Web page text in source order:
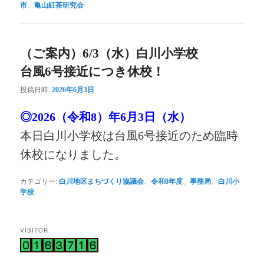
市 、亀山紅茶研究会
（ご案内）6/3（水）白川小学校
台風6号接近につき休校！
投稿日時:2026年6月3日
◎2026（令和8）年6月3日（水）
本日白川小学校は台風6号接近のため臨時
休校になりました。
カテゴリー: 白川地区まちづくり協議会、令和8年度、事務局、 白川小
学校
VISITOR